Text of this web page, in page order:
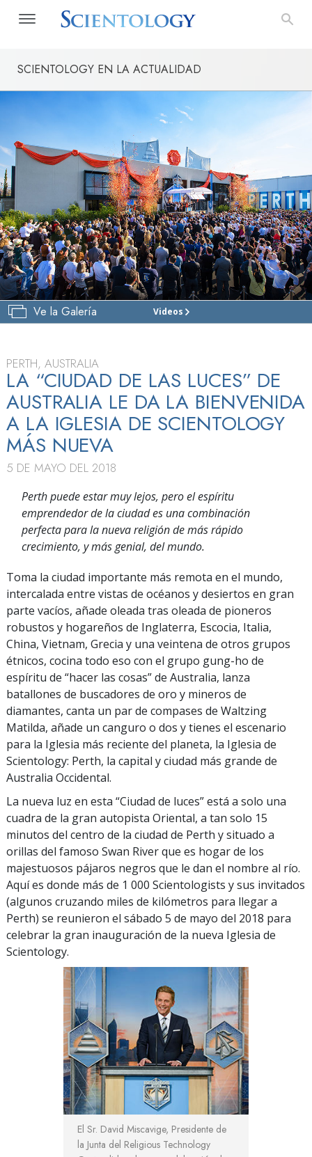
SCIENTOLOGY EN LA ACTUALIDAD
Ve la Galería Videos
IGLESIA
VISITAR
PERTH, AUSTRALIA
LA “CIUDAD DE LAS LUCES” DE
AUSTRALIA LE DA LA BIENVENIDA
A LA IGLESIA DE SCIENTOLOGY
MÁS NUEVA
5 DE MAYO DEL 2018
Perth puede estar muy lejos, pero el espíritu
emprendedor de la ciudad es una combinación
perfecta para la nueva religión de más rápido
crecimiento, y más genial, del mundo.
Toma la ciudad importante más remota en el mundo,
intercalada entre vistas de océanos y desiertos en gran
parte vacíos, añade oleada tras oleada de pioneros
robustos y hogareños de Inglaterra, Escocia, Italia,
China, Vietnam, Grecia y una veintena de otros grupos
étnicos, cocina todo eso con el grupo gung-ho de
espíritu de “hacer las cosas” de Australia, lanza
batallones de buscadores de oro y mineros de
diamantes, canta un par de compases de Waltzing
Matilda, añade un canguro o dos y tienes el escenario
para la Iglesia más reciente del planeta, la Iglesia de
Scientology: Perth, la capital y ciudad más grande de
Australia Occidental.
La nueva luz en esta “Ciudad de luces” está a solo una
cuadra de la gran autopista Oriental, a tan solo 15
minutos del centro de la ciudad de Perth y situado a
orillas del famoso Swan River que es hogar de los
majestuosos pájaros negros que le dan el nombre al río.
Aquí es donde más de 1 000 Scientologists y sus invitados
(algunos cruzando miles de kilómetros para llegar a
Perth) se reunieron el sábado 5 de mayo del 2018 para
celebrar la gran inauguración de la nueva Iglesia de
Scientology.
El Sr. David Miscavige, Presidente de
la Junta del Religious Technology